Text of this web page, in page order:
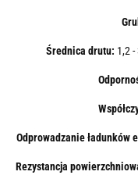
Średnica drutu: 1,2
Odprowadzanie ładunków
Rezystancja